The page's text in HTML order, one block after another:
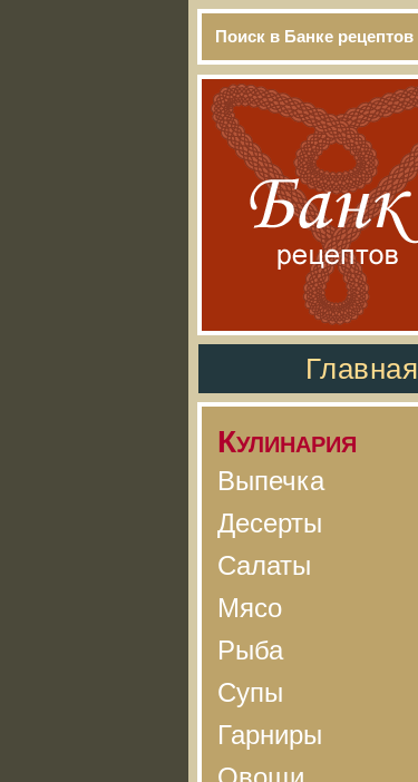
Поиск в Банке рецептов
Главная
Кулинария
Выпечка
Десерты
Салаты
Мясо
Рыба
Супы
Гарниры